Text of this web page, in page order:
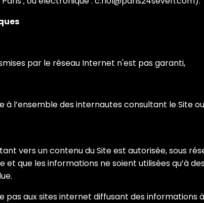
par le réseau Internet n'est pas garanti,
à l’ensemble des internautes consultant le Site
vers un contenu du Site est autorisée, sous
que les informations ne soient utilisées qu’à
pas aux sites internet diffusant des